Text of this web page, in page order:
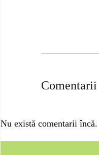
Comentarii
Nu există comentarii încă.